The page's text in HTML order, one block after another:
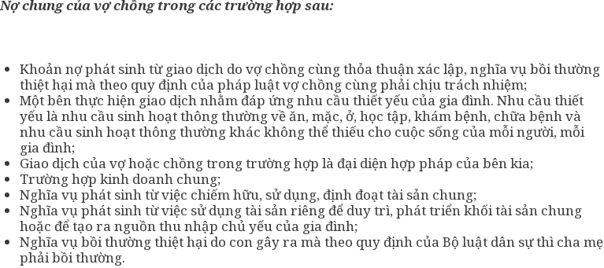
Nợ chung của vợ chồng trong các trường hợp sau:
Khoản nợ phát sinh từ giao dịch do vợ chồng cùng thỏa thuận xác lập, nghĩa vụ bồi thường
thiệt hại mà theo quy định của pháp luật vợ chồng cùng phải chịu trách nhiệm;
Một bên thực hiện giao dịch nhằm đáp ứng nhu cầu thiết yếu của gia đình. Nhu cầu thiết
yếu là nhu cầu sinh hoạt thông thường về ăn, mặc, ở, học tập, khám bệnh, chữa bệnh và
nhu cầu sinh hoạt thông thường khác không thể thiếu cho cuộc sống của mỗi người, mỗi
gia đình;
Giao dịch của vợ hoặc chồng trong trường hợp là đại diện hợp pháp của bên kia;
Trường hợp kinh doanh chung;
Nghĩa vụ phát sinh từ việc chiếm hữu, sử dụng, định đoạt tài sản chung;
Nghĩa vụ phát sinh từ việc sử dụng tài sản riêng để duy trì, phát triển khối tài sản chung
hoặc để tạo ra nguồn thu nhập chủ yếu của gia đình;
Nghĩa vụ bồi thường thiệt hại do con gây ra mà theo quy định của Bộ luật dân sự thì cha mẹ
phải bồi thường.